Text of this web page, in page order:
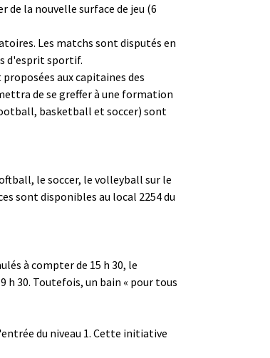
la nouvelle surface de jeu (6
Les matchs sont disputés en
d'esprit sportif.
aux capitaines des
de se greffer à une formation
basketball et soccer) sont
le soccer, le volleyball sur le
sont disponibles au local 2254 du
à compter de 15 h 30, le
h 30. Toutefois, un bain « pour tous
du niveau 1. Cette initiative